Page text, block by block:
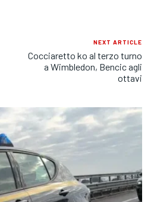
NEXT ARTICLE
Cocciaretto ko al terzo turno
a Wimbledon, Bencic agli
ottavi